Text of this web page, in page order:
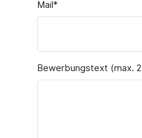
Mail*
Bewerbungstext (max.